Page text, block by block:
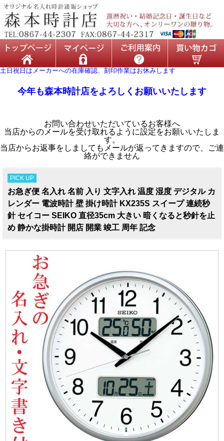
土日祝日はメーカーへの在庫確認、刻印作業はお休みします
今年も森本時計店をよろしくお願いいたします
お問い合わせいただいているお客様へ
当店からのメールを受け取れるように設定をお願いいたしま
す。
当店からお返事をしましてもメールが返ってきますので、ご連
絡ができません
PICK UP
お急ぎ便 名入れ 名前 入り 文字入れ 温度 湿度 デジタル カ
レンダー 電波時計 壁 掛け時計 KX235S スイープ 連続秒
針 セイコー SEIKO 直径35cm 大きい 暗くなると秒針を止
め 静かな掛時計 開店 開業 竣工 周年 記念